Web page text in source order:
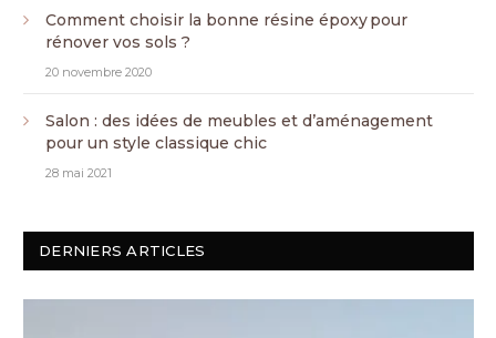
Comment choisir la bonne résine époxy pour
rénover vos sols ?
20 novembre 2020
Salon : des idées de meubles et d’aménagement
pour un style classique chic
28 mai 2021
DERNIERS ARTICLES